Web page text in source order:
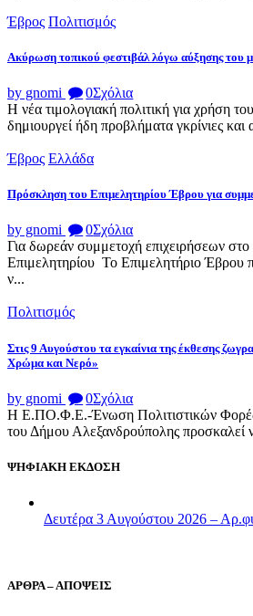
Έβρος Πολιτισμός
Ακύρωση τοπικού φεστιβάλ λόγω αύξησης του
by gnomi 0Σχόλια
Η νέα τιμολογιακή πολιτική για χρήση
δημιουργεί ήδη προβλήματα γκρίνιες
Έβρος Ελλάδα
Πρόσκληση του Επιμελητηρίου Έβρου για
by gnomi 0Σχόλια
Για δωρεάν συμμετοχή επιχειρήσεων στο
Επιμελητηρίου Το Επιμελητήριο Έβρου
ν...
Πολιτισμός
Στις 9 Αυγούστου τα εγκαίνια της έκθεσης
Χρώμα και Νερό»
by gnomi 0Σχόλια
Η Ε.ΠΟ.Φ.Ε.-Ένωση Πολιτιστικών
του Δήμου Αλεξανδρούπολης προσκαλεί
ΨΗΦΙΑΚΗ ΕΚΔΟΣΗ
Δευτέρα 3 Αυγούστου 2026 –
ΑΡΘΡΑ – ΑΠΟΨΕΙΣ